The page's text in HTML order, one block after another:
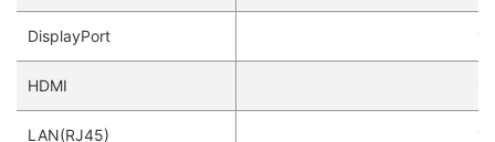
DisplayPort
HDMI
LAN(RJ45)